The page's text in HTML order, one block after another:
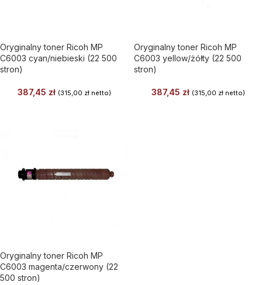
Oryginalny toner Ricoh MP
C6003 cyan/niebieski (22 500
stron)
387,45 zł (315,00 złnetto)
Oryginalny toner Ricoh MP
C6003 yellow/żółty (22 500
stron)
387,45 zł (315,00 złnetto)
Oryginalny toner Ricoh MP
C6003 magenta/czerwony (22
500 stron)